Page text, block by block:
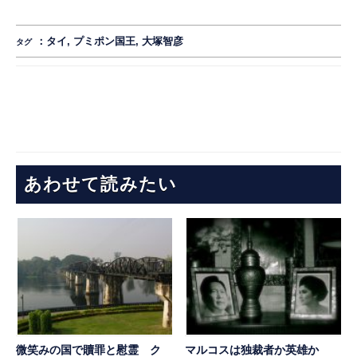
タグ ： タイ, プミポン国王,大塚智彦
あわせて読みたい
微笑みの国で贖罪と慰霊 ク
マルコスは独裁者か英雄か